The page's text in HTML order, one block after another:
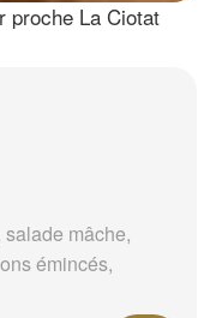
proche La Ciotat
mâche,
émincés,